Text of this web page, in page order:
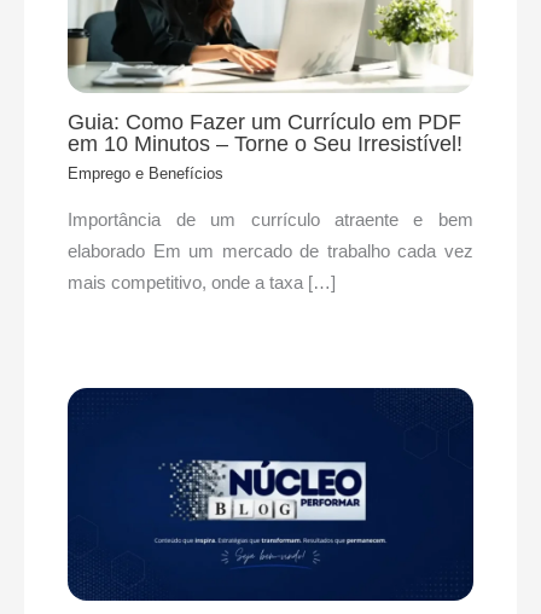
Guia: Como Fazer um Currículo em PDF
em 10 Minutos – Torne o Seu Irresistível!
Emprego e Benefícios
​Importância de um currículo atraente e bem
elaborado Em um mercado de trabalho cada vez
mais competitivo, onde a taxa […]